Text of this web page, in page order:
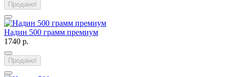
Продано!
Надин 500 грамм премиум
1740 р.
Продано!